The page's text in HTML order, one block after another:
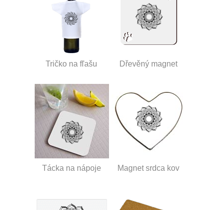
Tričko na fľašu Dřevěný magnet
Tácka na nápoje Magnet srdca kov